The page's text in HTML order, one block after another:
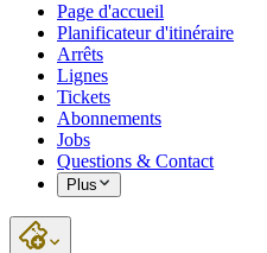
Page d'accueil
Planificateur d'itinéraire
Arrêts
Lignes
Tickets
Abonnements
Jobs
Questions & Contact
Plus